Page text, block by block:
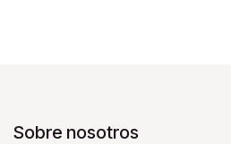
Sobre nosotros